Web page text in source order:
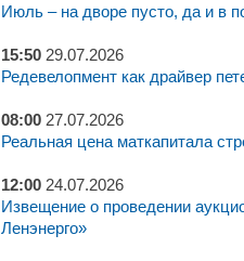
Июль – на дворе пусто, да и в
15:50 29.07.2026
Редевелопмент как драйвер
08:00 27.07.2026
Реальная цена маткапитала
12:00 24.07.2026
Извещение о проведении
Ленэнерго»